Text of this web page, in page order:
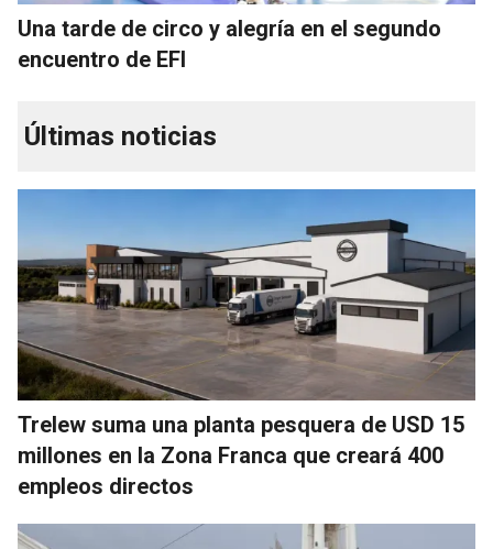
Una tarde de circo y alegría en el segundo
encuentro de EFI
Últimas noticias
Trelew suma una planta pesquera de USD 15
millones en la Zona Franca que creará 400
empleos directos